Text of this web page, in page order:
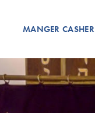
MANGER CASHER